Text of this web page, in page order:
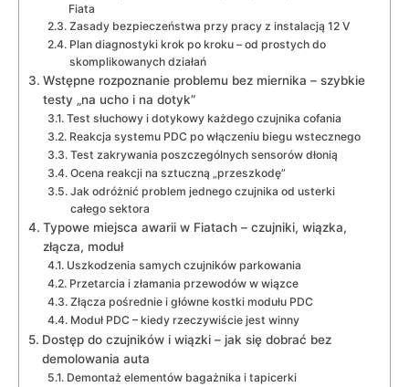
Fiata
Zasady bezpieczeństwa przy pracy z instalacją 12 V
Plan diagnostyki krok po kroku – od prostych do
skomplikowanych działań
Wstępne rozpoznanie problemu bez miernika – szybkie
testy „na ucho i na dotyk”
Test słuchowy i dotykowy każdego czujnika cofania
Reakcja systemu PDC po włączeniu biegu wstecznego
Test zakrywania poszczególnych sensorów dłonią
Ocena reakcji na sztuczną „przeszkodę”
Jak odróżnić problem jednego czujnika od usterki
całego sektora
Typowe miejsca awarii w Fiatach – czujniki, wiązka,
złącza, moduł
Uszkodzenia samych czujników parkowania
Przetarcia i złamania przewodów w wiązce
Złącza pośrednie i główne kostki modułu PDC
Moduł PDC – kiedy rzeczywiście jest winny
Dostęp do czujników i wiązki – jak się dobrać bez
demolowania auta
Demontaż elementów bagażnika i tapicerki